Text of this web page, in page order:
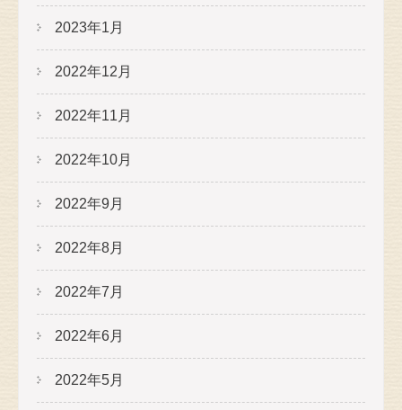
2023年1月
2022年12月
2022年11月
2022年10月
2022年9月
2022年8月
2022年7月
2022年6月
2022年5月